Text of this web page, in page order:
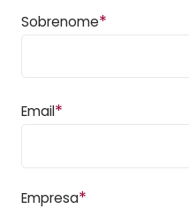
Sobrenome*
Email*
Empresa*